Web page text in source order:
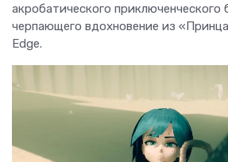
акробатического приключенческого
черпающего вдохновение из
Edge.